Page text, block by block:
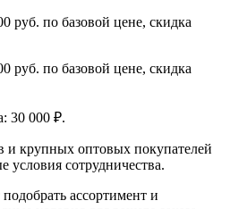
руб. по базовой цене, скидка
руб. по базовой цене, скидка
30 000 ₽.
и крупных оптовых покупателей
условия сотрудничества.
ассортимент и